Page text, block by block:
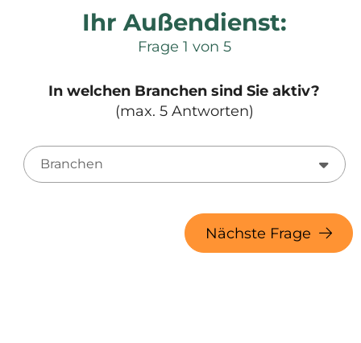
Ihr Außendienst:
Frage 1 von 5
In welchen Branchen sind Sie aktiv?
(max. 5 Antworten)
Branchen
Nächste Frage